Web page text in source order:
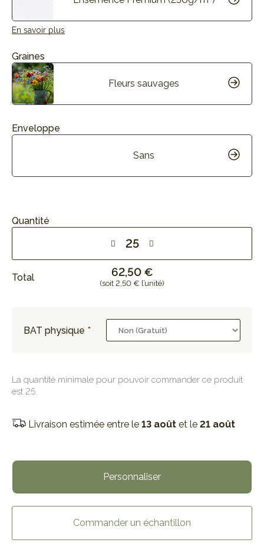
En savoir plus
Graines
Fleurs sauvages
Enveloppe
Sans
Quantité
Total 62,50 €
(soit 2,50 € l’unité)
BAT physique
La quantité minimale pour pouvoir commander ce produit
est 25.
Livraison estimée entre le 13 août et le 21 août
Personnaliser
Commander un échantillon